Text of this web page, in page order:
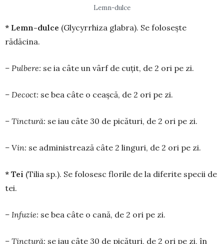
Lemn-dulce
* Lemn-dulce (Glycyrrhiza glabra). Se folo­sește
rădăcina.
– Pulbere: se ia câte un vârf de cuţit, de 2 ori pe zi.
– Decoct: se bea câte o ceaşcă, de 2 ori pe zi.
– Tinctură: se iau câte 30 de pică­turi, de 2 ori pe zi.
– Vin: se adminis­trea­ză câte 2 linguri, de 2 ori pe zi.
* Tei (Tilia sp.). Se folosesc florile de la diferite specii de
tei.
– Infuzie: se bea câte o cană, de 2 ori pe zi.
– Tinctură: se iau câte 30 de pică­turi, de 2 ori pe zi, în